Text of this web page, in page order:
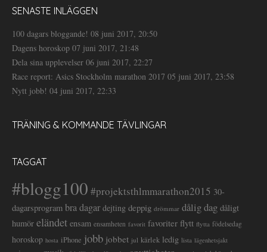
SENASTE INLÄGGEN
100 dagars bloggande! 08 juni 2017, 20:50
Dagens horoskop 07 juni 2017, 21:48
Dela sina upplevelser 06 juni 2017, 22:27
Race report: Asics Stockholm marathon 2017 05 juni 2017, 23:58
Nytt jobb! 04 juni 2017, 22:33
TRÄNING & KOMMANDE TÄVLINGAR
TAGGAT
#blogg100 #projektsthlmmarathon2015 30-
dagarsprogram bra dagar dejting deppig drömmar dålig dag dåligt
humör eländet ensam ensamheten favorit favoriter flytt flytta födelsedag
horoskop hosta iPhone jobb jobbet jul kärlek ledig lista lägenhetsjakt